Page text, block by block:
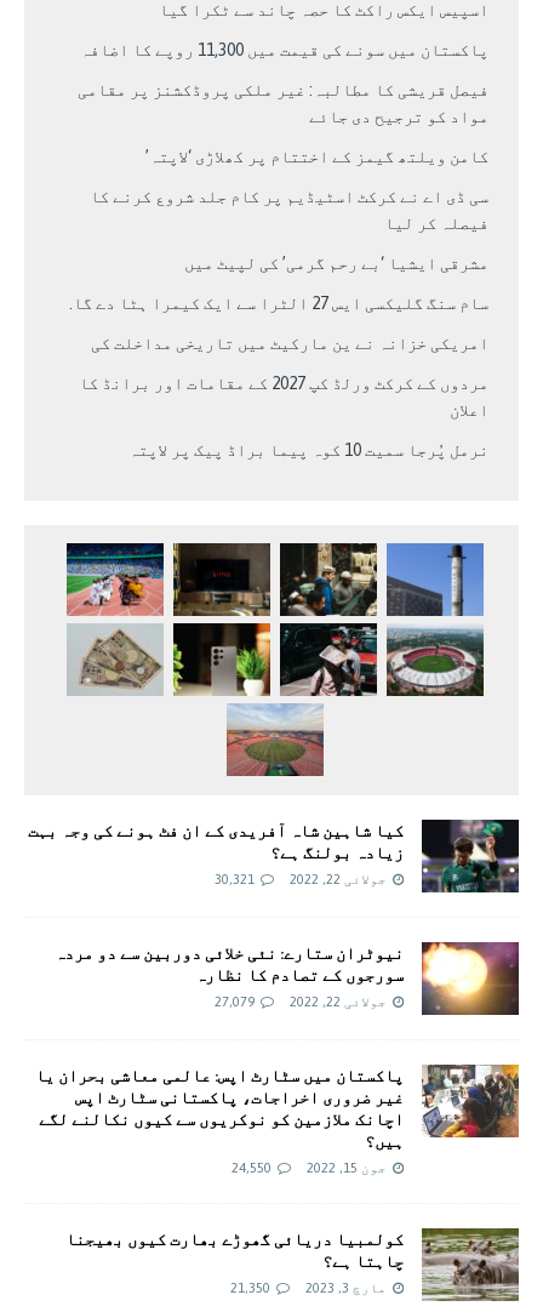
اسپیس ایکس راکٹ کا حصہ چاند سے ٹکرا گیا
پاکستان میں سونے کی قیمت میں 11,300 روپے کا اضافہ
فیصل قریشی کا مطالبہ: غیر ملکی پروڈکشنز پر مقامی
مواد کو ترجیح دی جائے
کامن ویلتھ گیمز کے اختتام پر کھلاڑی ‘لاپتہ’
سی ڈی اے نے کرکٹ اسٹیڈیم پر کام جلد شروع کرنے کا
فیصلہ کر لیا
مشرقی ایشیا ‘بے رحم گرمی’ کی لپیٹ میں
سام سنگ گلیکسی ایس 27 الٹرا سے ایک کیمرا ہٹا دے گا.
امریکی خزانہ نے ین مارکیٹ میں تاریخی مداخلت کی
مردوں کے کرکٹ ورلڈ کپ 2027 کے مقامات اور برانڈ کا
اعلان
نرمل پُرجا سمیت 10 کوہ پیما براڈ پیک پر لاپتہ
کیا شاہین شاہ آفریدی کے ان فٹ ہونے کی وجہ بہت
زیادہ بولنگ ہے؟
جولائی 22, 2022 30,321
نیوٹران ستارے: نئی خلائی دوربین سے دو مردہ
سورجوں کے تصادم کا نظارہ
جولائی 22, 2022 27,079
پاکستان میں سٹارٹ اپس: عالمی معاشی بحران یا
غیر ضروری اخراجات، پاکستانی سٹارٹ اپس
اچانک ملازمین کو نوکریوں سے کیوں نکالنے لگے
ہیں؟
جون 15, 2022 24,550
کولمبیا دریائی گھوڑے بھارت کیوں بھیجنا
چاہتا ہے؟
مارچ 3, 2023 21,350